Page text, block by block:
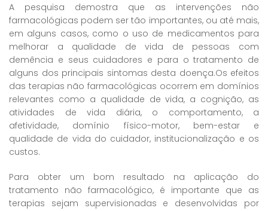
A pesquisa demostra que as intervenções não
farmacológicas podem ser tão importantes, ou até mais,
em alguns casos, como o uso de medicamentos para
melhorar a qualidade de vida de pessoas com
demência e seus cuidadores e para o tratamento de
alguns dos principais sintomas desta doença.Os efeitos
das terapias não farmacológicas ocorrem em domínios
relevantes como a qualidade de vida, a cognição, as
atividades de vida diária, o comportamento, a
afetividade, domínio físico-motor, bem-estar e
qualidade de vida do cuidador, institucionalização e os
custos.
Para obter um bom resultado na aplicação do
tratamento não farmacológico, é importante que as
terapias sejam supervisionadas e desenvolvidas por